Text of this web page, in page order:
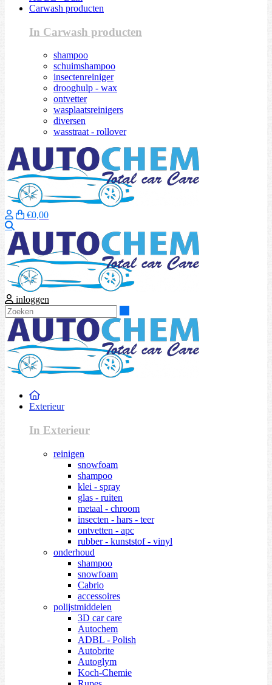
Carwash producten
In Carwash producten
shampoo
schuimshampoo
insectenreiniger
drooghulp - wax
ontvetter
wasplaatsreinigers
diversen
wasstraat - rollover
€0,00
inloggen
Exterieur
In Exterieur
reinigen
snowfoam
shampoo
klei - spray
glas - ruiten
metaal - chroom
insecten - hars - teer
ontvetten - apc
rubber - kunststof - vinyl
onderhoud
shampoo
snowfoam
Cabrio
accessoires
polijstmiddelen
3D car care
Autochem
ADBL - Polish
Autobrite
Autoglym
Koch-Chemie